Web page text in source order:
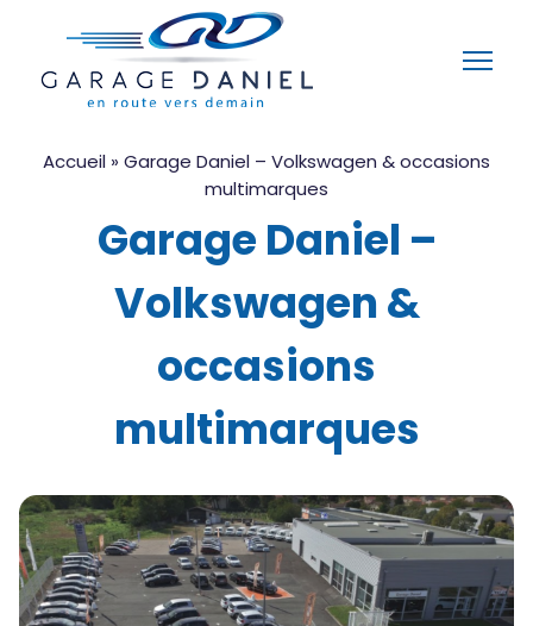
Accueil » Garage Daniel – Volkswagen & occasions
multimarques
Garage Daniel –
Volkswagen &
occasions
multimarques